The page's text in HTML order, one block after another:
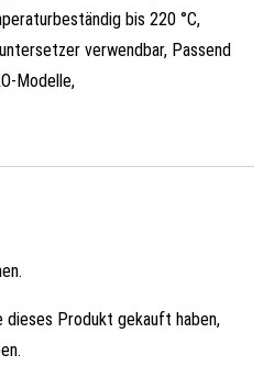
bis 220 °C,
verwendbar, Passend
Modelle,
dieses Produkt gekauft haben,